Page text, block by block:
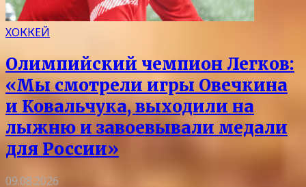
ХОККЕЙ
Олимпийский чемпион Легков:
«Мы смотрели игры Овечкина
и Ковальчука, выходили на
лыжню и завоевывали медали
для России»
09.08.2026